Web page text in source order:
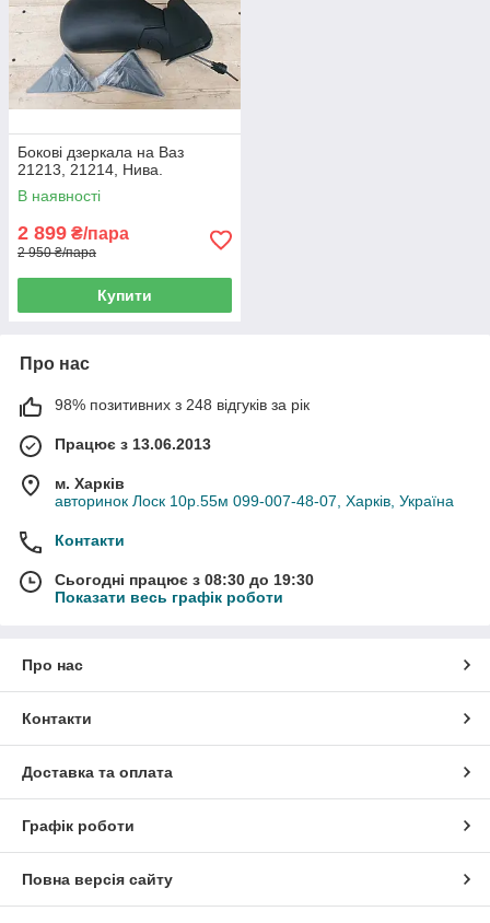
Бокові дзеркала на Ваз
21213, 21214, Нива.
В наявності
2 899 ₴/пара
2 950 ₴/пара
Купити
Про нас
98% позитивних з 248 відгуків за рік
Працює з 13.06.2013
м. Харків
авторинок Лоск 10р.55м 099-007-48-07, Харків, Україна
Контакти
Сьогодні працює з 08:30 до 19:30
Показати весь графік роботи
Про нас
Контакти
Доставка та оплата
Графік роботи
Повна версія сайту